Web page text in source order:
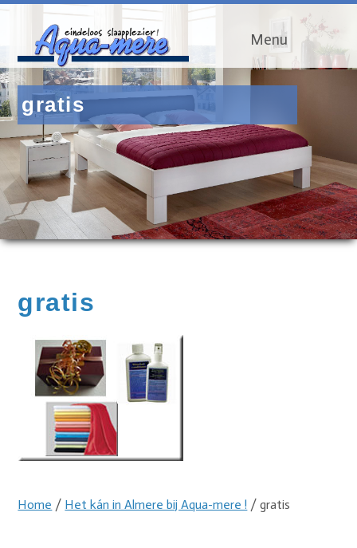
Menu
gratis
gratis
Home / Het kán in Almere bij Aqua-mere ! / gratis